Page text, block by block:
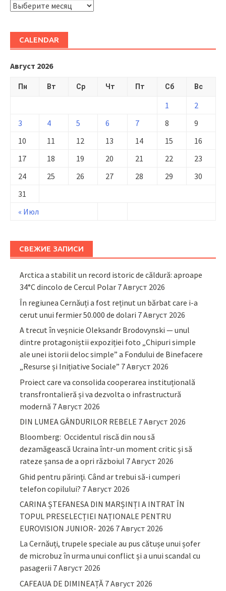
ARHIVĂ
CALENDAR
Август 2026
Пн Вт Ср Чт Пт Сб Вс
« Июл
1
2
3
4 5 6 7 8
9
10
11 12 13 14 15
16
17
18 19 20 21 22
23
24
25 26 27 28 29
30
31
СВЕЖИЕ ЗАПИСИ
Arctica a stabilit un record istoric de căldură: aproape
34°C dincolo de Cercul Polar 7 Август 2026
În regiunea Cernăuți a fost reținut un bărbat care i-a
cerut unui fermier 50.000 de dolari 7 Август 2026
A trecut în veșnicie Oleksandr Brodovynski — unul
dintre protagoniștii expoziției foto „Chipuri simple
ale unei istorii deloc simple” a Fondului de Binefacere
„Resurse și Inițiative Sociale” 7 Август 2026
Proiect care va consolida cooperarea instituțională
transfrontalieră și va dezvolta o infrastructură
modernă 7 Август 2026
DIN LUMEA GÂNDURILOR REBELE 7 Август 2026
Bloomberg: Occidentul riscă din nou să
dezamăgească Ucraina într-un moment critic și să
rateze șansa de a opri războiul 7 Август 2026
Ghid pentru părinţi. Când ar trebui să-i cumperi
telefon copilului? 7 Август 2026
CARINA ȘTEFANESA DIN MARȘINȚI A INTRAT ÎN
TOPUL PRESELECȚIEI NAȚIONALE PENTRU
EUROVISION JUNIOR- 2026 7 Август 2026
La Cernăuți, trupele speciale au pus cătușe unui șofer
de microbuz în urma unui conflict și a unui scandal cu
pasagerii 7 Август 2026
CAFEAUA DE DIMINEAȚĂ 7 Август 2026